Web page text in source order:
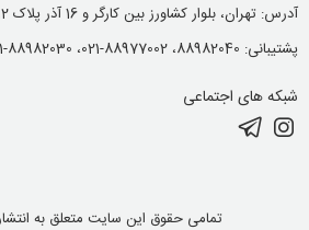
آدرس: تهران، بلوار کشاورز بین کارگر و 16 آذر پلاک 292
پشتیبانی: 88982040، 88977002-021، 88982030-021، 88975190-021
شبکه های اجتماعی
تمامی حقوق این سایت متعلق به